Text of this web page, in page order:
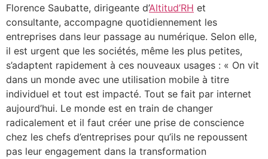
Florence Saubatte, dirigeante d’Altitud’RH et
consultante, accompagne quotidiennement les
entreprises dans leur passage au numérique. Selon elle,
il est urgent que les sociétés, même les plus petites,
s’adaptent rapidement à ces nouveaux usages : « On vit
dans un monde avec une utilisation mobile à titre
individuel et tout est impacté. Tout se fait par internet
aujourd’hui. Le monde est en train de changer
radicalement et il faut créer une prise de conscience
chez les chefs d’entreprises pour qu’ils ne repoussent
pas leur engagement dans la transformation